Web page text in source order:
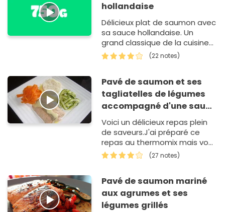
hollandaise
Délicieux plat de saumon avec
sa sauce hollandaise. Un
grand classique de la cuisine
française.
(22 notes)
Pavé de saumon et ses
tagliatelles de légumes
accompagné d'une sauce
hollandaise
Voici un délicieux repas plein
de saveurs.J'ai préparé ce
repas au thermomix mais vous
pouvez également le faire
avec un cuiseur vapeur ou en
(27 notes)
Pavé de saumon mariné
aux agrumes et ses
légumes grillés